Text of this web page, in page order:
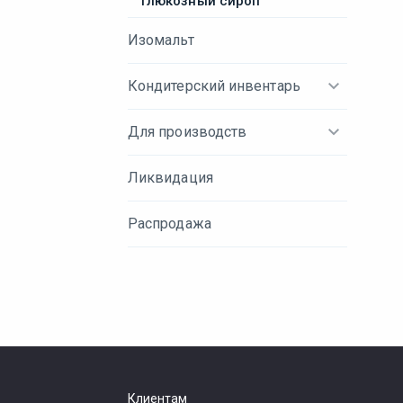
Изомальт
Кондитерский инвентарь
Для производств
Ликвидация
Распродажа
Клиентам